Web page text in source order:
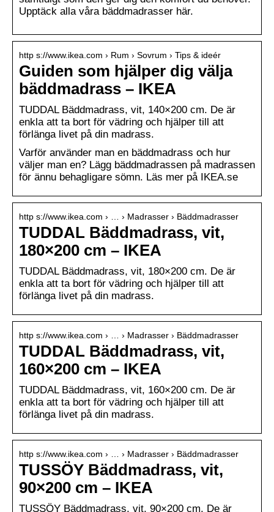
Upptäck alla våra bäddmadrasser här.
http s://www.ikea.com › Rum › Sovrum › Tips & ideér
Guiden som hjälper dig välja
bäddmadrass – IKEA
TUDDAL Bäddmadrass, vit, 140×200 cm. De är
enkla att ta bort för vädring och hjälper till att
förlänga livet på din madrass.
Varför använder man en bäddmadrass och hur
väljer man en? Lägg bäddmadrassen på madrassen
för ännu behagligare sömn. Läs mer på IKEA.se
http s://www.ikea.com › … › Madrasser › Bäddmadrasser
TUDDAL Bäddmadrass, vit,
180×200 cm – IKEA
TUDDAL Bäddmadrass, vit, 180×200 cm. De är
enkla att ta bort för vädring och hjälper till att
förlänga livet på din madrass.
http s://www.ikea.com › … › Madrasser › Bäddmadrasser
TUDDAL Bäddmadrass, vit,
160×200 cm – IKEA
TUDDAL Bäddmadrass, vit, 160×200 cm. De är
enkla att ta bort för vädring och hjälper till att
förlänga livet på din madrass.
http s://www.ikea.com › … › Madrasser › Bäddmadrasser
TUSSÖY Bäddmadrass, vit,
90×200 cm – IKEA
TUSSÖY Bäddmadrass, vit, 90×200 cm. De är